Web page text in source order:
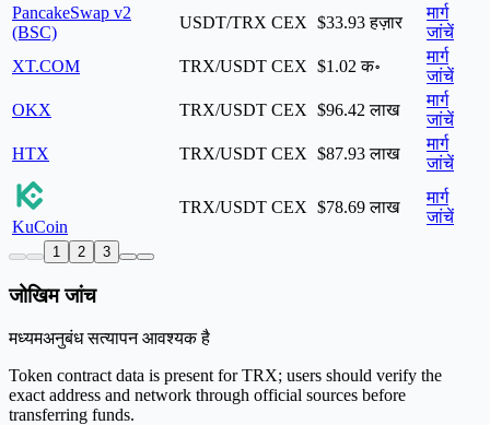
PancakeSwap v2
(BSC)
USDT/TRX CEX $33.93 हज़ार
मार्ग
जांचें
XT.COM
TRX/USDT CEX $1.02 क॰
मार्ग
जांचें
OKX
TRX/USDT CEX $96.42 लाख
मार्ग
जांचें
HTX
TRX/USDT CEX $87.93 लाख
मार्ग
जांचें
KuCoin
TRX/USDT CEX $78.69 लाख
मार्ग
जांचें
1 2 3
जोखिम जांच
मध्यमअनुबंध सत्यापन आवश्यक है
Token contract data is present for TRX; users should verify the
exact address and network through official sources before
transferring funds.